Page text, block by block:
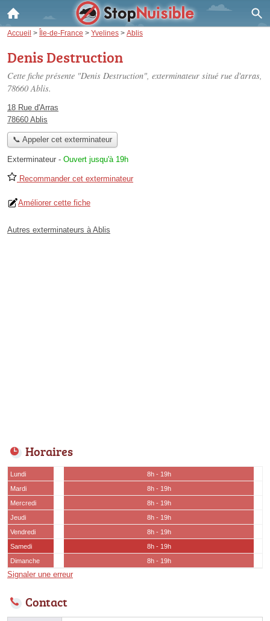
Accueil > Île-de-France > Yvelines > Ablis
Denis Destruction
Cette fiche présente "Denis Destruction", exterminateur situé rue d'arras,
78660 Ablis.
18 Rue d'Arras
78660 Ablis
📞 Appeler cet exterminateur
Exterminateur - Ouvert jusqu'à 19h
Recommander cet exterminateur
Améliorer cette fiche
Autres exterminateurs à Ablis
Horaires
Lundi
8h - 19h
Mardi
8h - 19h
Mercredi
8h - 19h
Jeudi
8h - 19h
Vendredi
8h - 19h
Samedi
8h - 19h
Dimanche
8h - 19h
Signaler une erreur
Contact